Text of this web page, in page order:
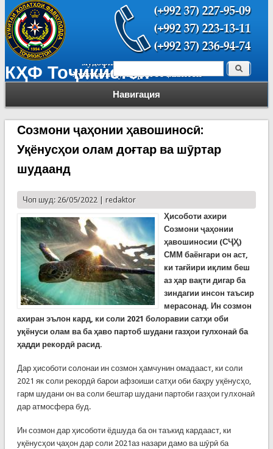
КҲФ Тоҷикистон
Навигация
Форма поиска Поиск
Созмони ҷаҳонии ҳавошиносӣ:
Уқёнусҳои олам доғтар ва шӯртар
шудаанд
Чоп шуд: 26/05/2022 | redaktor
Ҳисоботи ахири
Созмони ҷаҳонии
ҳавошиносии (СҶҲ)
СММ баёнгари он аст,
ки тағйири иқлим беш
аз ҳар вақти дигар ба
зиндагии инсон таъсир
мерасонад. Ин созмон
ахиран эълон кард, ки соли 2021 болоравии сатҳи оби
уқёнуси олам ва ба ҳаво партоб шудани газҳои гулхонаӣ ба
ҳадди рекордӣ расид.
Дар ҳисоботи солонаи ин созмон ҳамчунин омадааст, ки соли
2021 як соли рекордӣ барои афзоиши сатҳи оби баҳру уқёнусҳо,
гарм шудани он ва соли бештар шудани партоби газҳои гулхонаӣ
дар атмосфера буд.
Ин созмон дар ҳисоботи ёдшуда ба он таъкид кардааст, ки
уқёнусҳои ҷаҳон дар соли 2021аз назари дамо ва шӯрӣ ба